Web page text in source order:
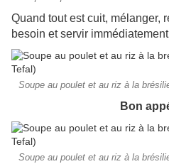
Quand tout est cuit, mélanger,
besoin et servir immédiatement
Soupe au poulet et au riz à la
Bon
Soupe au poulet et au riz à la